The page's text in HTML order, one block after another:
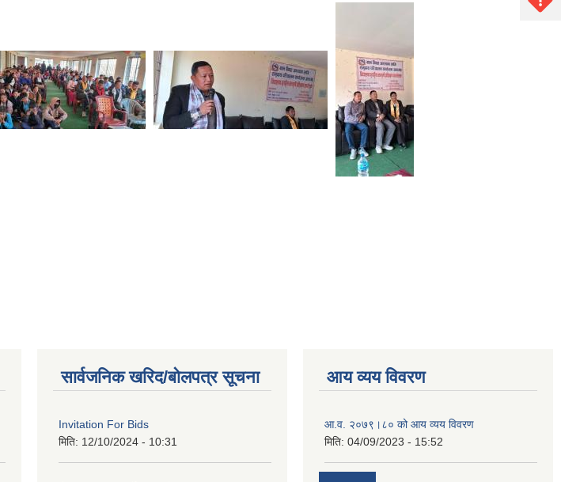
सार्वजनिक खरिद/बोलपत्र सूचना
Invitation For Bids
मिति: 12/10/2024 - 10:31
आय व्यय विवरण
आ.व. २०७९।८० को आय व्यय विवरण
मिति: 04/09/2023 - 15:52